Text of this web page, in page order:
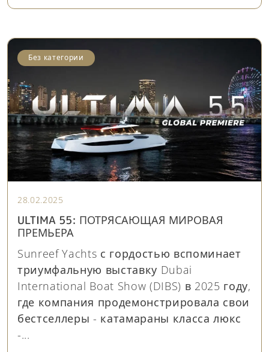
Без категории
28.02.2025
ULTIMA 55: ПОТРЯСАЮЩАЯ МИРОВАЯ
ПРЕМЬЕРА
Sunreef Yachts с гордостью вспоминает
триумфальную выставку Dubai
International Boat Show (DIBS) в 2025 году,
где компания продемонстрировала свои
бестселлеры - катамараны класса люкс
-...